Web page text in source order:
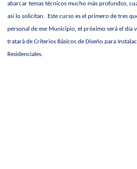
abarcar temas técnicos mucho más profundos,
así lo solicitan. Este curso es el primero de tres
personal de ese Municipio, el próximo será el día
tratará de Criterios Básicos de Diseño para
Residenciales.